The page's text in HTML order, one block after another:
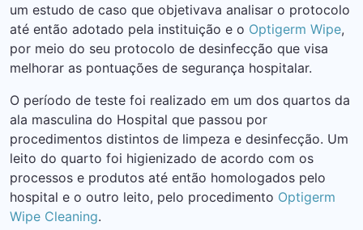
um estudo de caso que objetivava analisar o protocolo
até então adotado pela instituição e o Optigerm Wipe,
por meio do seu protocolo de desinfecção que visa
melhorar as pontuações de segurança hospitalar.
O período de teste foi realizado em um dos quartos da
ala masculina do Hospital que passou por
procedimentos distintos de limpeza e desinfecção. Um
leito do quarto foi higienizado de acordo com os
processos e produtos até então homologados pelo
hospital e o outro leito, pelo procedimento Optigerm
Wipe Cleaning.